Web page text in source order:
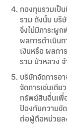
กองทุนรวมเป็
รวม ดังนั้น บริ
จึงไม่มีภาระผู
ผลการดำเนิน
เงินหรือ ผลก
รวม บัวหลวง
บริษัทจัดการอ
จัดการเช่นเดี
ทรัพย์สินอื่นเพื่
ป้องกันความขั
ต่อผู้ถือหน่วยล